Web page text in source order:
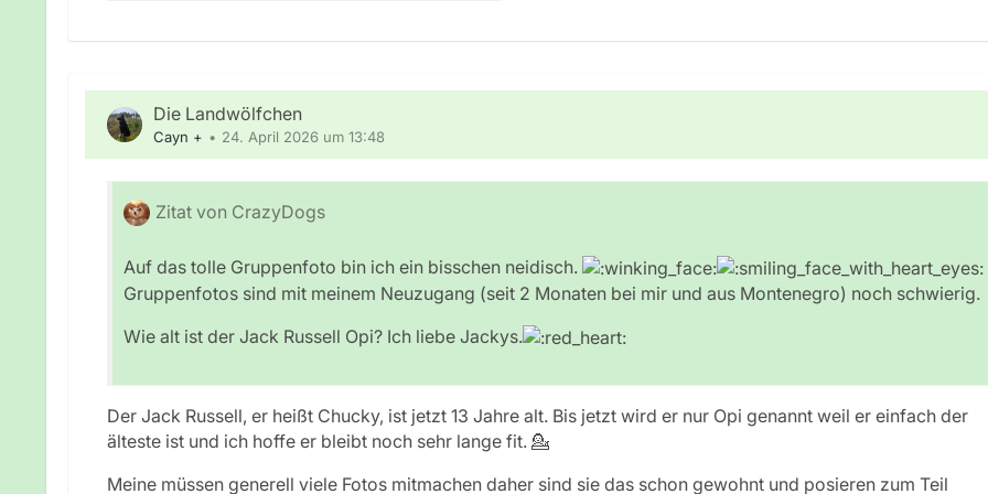
Die Landwölfchen
Cayn + 24. April 2026 um 13:48
Zitat von CrazyDogs
Auf das tolle Gruppenfoto bin ich ein bisschen neidisch.
Gruppenfotos sind mit meinem Neuzugang (seit 2 Monaten bei mir und aus Montenegro) noch schwierig.
Wie alt ist der Jack Russell Opi? Ich liebe Jackys.
Der Jack Russell, er heißt Chucky, ist jetzt 13 Jahre alt. Bis jetzt wird er nur Opi genannt weil er einfach der
älteste ist und ich hoffe er bleibt noch sehr lange fit. 💁
Meine müssen generell viele Fotos mitmachen daher sind sie das schon gewohnt und posieren zum Teil